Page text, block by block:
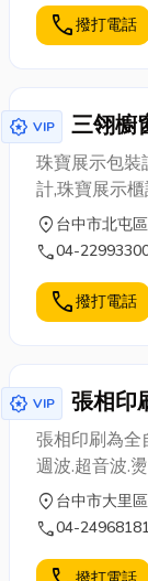
call撥打電話
award_star VIP 三翎櫥
珠寶展示包裝
計,珠寶展示
location_on 台中市北屯
call04-
call撥打電話
award_star VIP 張相印
張相印刷為全
週波.超音波.
塑膠射出.各
化的要求.本
戶需求及提升
location_on 台中市大里
call04-